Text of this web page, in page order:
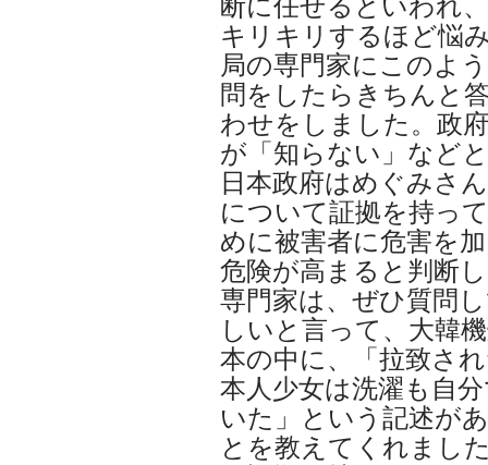
断に任せるといわれ
キリキリするほど悩
局の専門家にこのよ
問をしたらきちんと
わせをしました。政
が「知らない」など
日本政府はめぐみさ
について証拠を持っ
めに被害者に危害を
危険が高まると判断
専門家は、ぜひ質問
しいと言って、大韓
本の中に、「拉致さ
本人少女は洗濯も自
いた」という記述が
とを教えてくれまし